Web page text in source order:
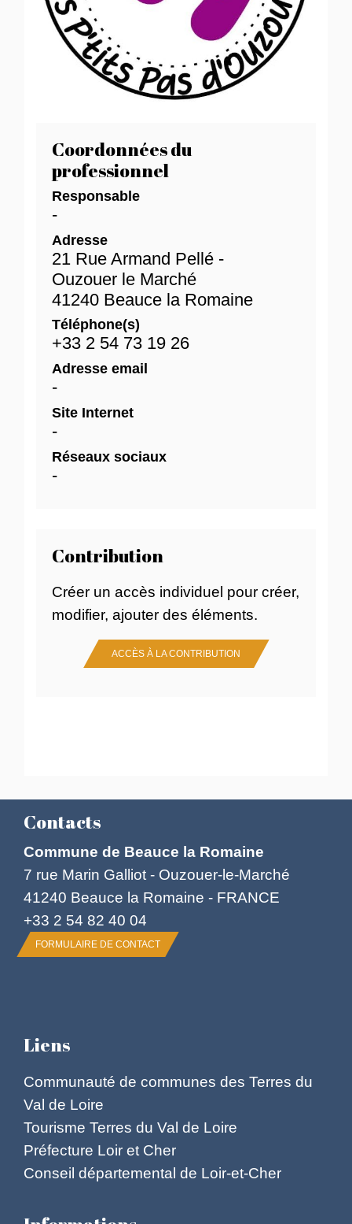
Coordonnées du
professionnel
Responsable
-
Adresse
21 Rue Armand Pellé -
Ouzouer le Marché
41240 Beauce la Romaine
Téléphone(s)
+33 2 54 73 19 26
Adresse email
-
Site Internet
-
Réseaux sociaux
-
Contribution
Créer un accès individuel pour créer,
modifier, ajouter des éléments.
ACCÈS À LA CONTRIBUTION
Contacts
Commune de Beauce la Romaine
7 rue Marin Galliot - Ouzouer-le-Marché
41240 Beauce la Romaine - FRANCE
+33 2 54 82 40 04
FORMULAIRE DE CONTACT
Liens
Communauté de communes des Terres du
Val de Loire
Tourisme Terres du Val de Loire
Préfecture Loir et Cher
Conseil départemental de Loir-et-Cher